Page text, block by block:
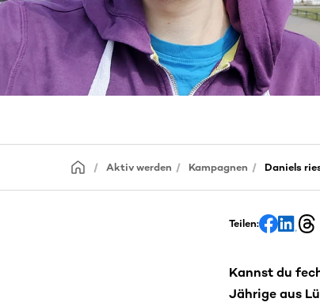
Aktiv werden Kampagnen Daniels
Teilen:
Kannst du
Jährige aus